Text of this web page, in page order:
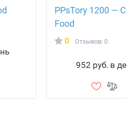
PPsTory 1200 —
Food
0 Отзывов: 0
952 руб. в